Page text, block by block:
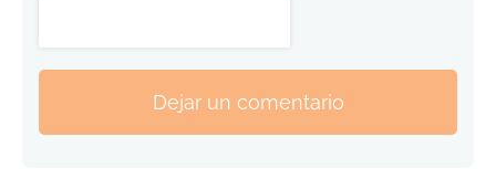
Dejar un comentario